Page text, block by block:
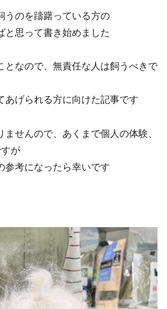
うのを躊躇っている方の
と思って書き始めました
となので、無責任な人は飼うべきで
あげられる方に向けた記事です
ませんので、あくまで個人の体験、
が
参考になったら幸いです